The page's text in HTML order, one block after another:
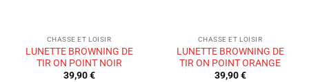
CHASSE ET LOISIR
LUNETTE BROWNING DE
TIR ON POINT NOIR
39,90€
CHASSE ET LOISIR
LUNETTE BROWNING DE
TIR ON POINT ORANGE
39,90€